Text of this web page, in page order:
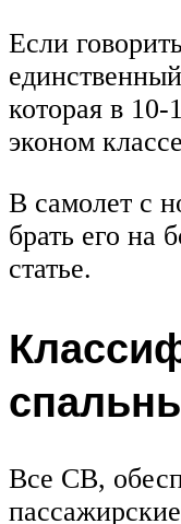
Если
которая в
эконом
В самолет с
брать его на
статье.
Все СВ,